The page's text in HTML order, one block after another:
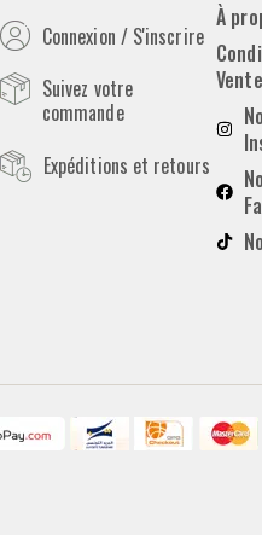
Connexion / S'inscrire
Suivez votre
commande
Expéditions et retours
À
Vente